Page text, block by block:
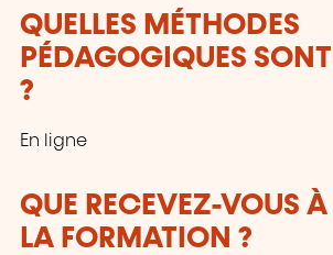
QUELLES MÉTHODES
PÉDAGOGIQUES
?
En ligne
QUE RECEVEZ-VOUS
LA FORMATION ?